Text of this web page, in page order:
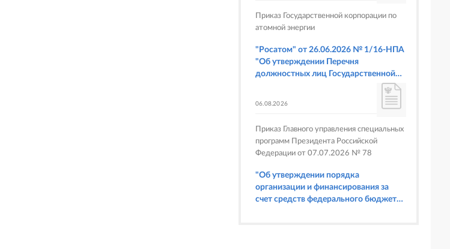
Приказ Государственной корпорации по
атомной энергии
"Росатом" от 26.06.2026 № 1/16-НПА
"Об утверждении Перечня
должностных лиц Государственной
корпорации по атомной энергии
предусмотренных статьями 6.3, 8.1,
9.4, 9.5 и 9.5.1, частью 3 статьи 9.16,
статьей 14.44, частью 1 статьи 19.4,
статьей 19.4.1, частями 6 и 15 статьи
19.5, статьями 19.6 и 19.7, частью 1
статьи 19.26, статьей 19.33, частями 1,
2, 2.1, 6 и 6.1 статьи 20.4 Кодекса
06.08.2026
Приказ Главного управления специальных
программ Президента Российской
Федерации от 07.07.2026 № 78
"Об утверждении порядка
организации и финансирования за
счет средств федерального бюджета